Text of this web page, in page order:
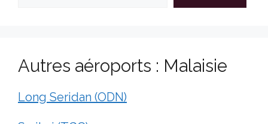
Autres aéroports : Malaisie
Long Seridan (ODN)